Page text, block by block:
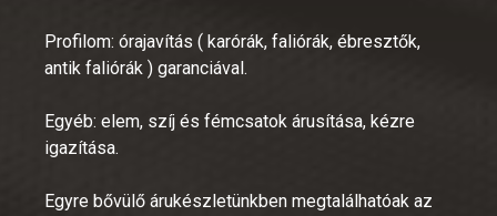
Profilom: órajavítás ( karórák, faliórák, ébresztők,
antik faliórák ) garanciával.
Egyéb: elem, szíj és fémcsatok árusítása, kézre
igazítása.
Egyre bővülő árukészletünkben megtalálhatóak az